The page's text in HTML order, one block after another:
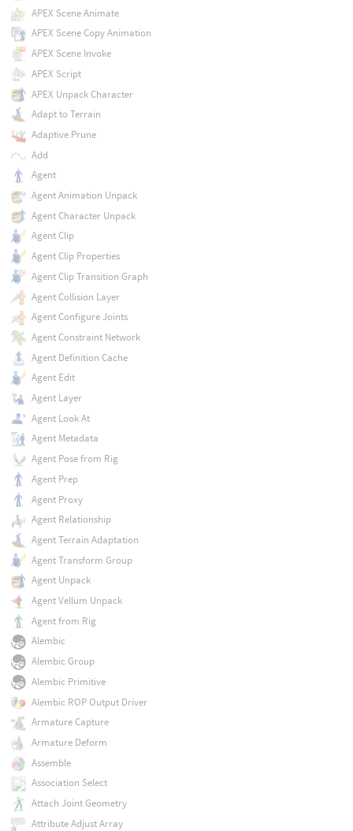
APEX Scene Animate
APEX Scene Copy Animation
APEX Scene Invoke
APEX Script
APEX Unpack Character
Adapt to Terrain
Adaptive Prune
Add
Agent
Agent Animation Unpack
Agent Character Unpack
Agent Clip
Agent Clip Properties
Agent Clip Transition Graph
Agent Collision Layer
Agent Configure Joints
Agent Constraint Network
Agent Definition Cache
Agent Edit
Agent Layer
Agent Look At
Agent Metadata
Agent Pose from Rig
Agent Prep
Agent Proxy
Agent Relationship
Agent Terrain Adaptation
Agent Transform Group
Agent Unpack
Agent Vellum Unpack
Agent from Rig
Alembic
Alembic Group
Alembic Primitive
Alembic ROP Output Driver
Armature Capture
Armature Deform
Assemble
Association Select
Attach Joint Geometry
Attribute Adjust Array